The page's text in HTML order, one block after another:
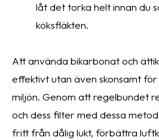
låt det torka helt innan du
köksfläkten.
Att använda bikarbonat och
effektivt utan även skonsamt
miljön. Genom att regelbundet
och dess filter med dessa
fritt från dålig lukt, förbättra